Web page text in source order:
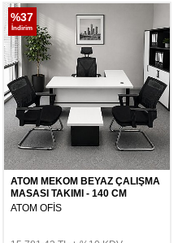
%37
İndirim
ATOM MEKOM BEYAZ ÇALIŞMA
MASASI TAKIMI - 140 CM
ATOM OFİS